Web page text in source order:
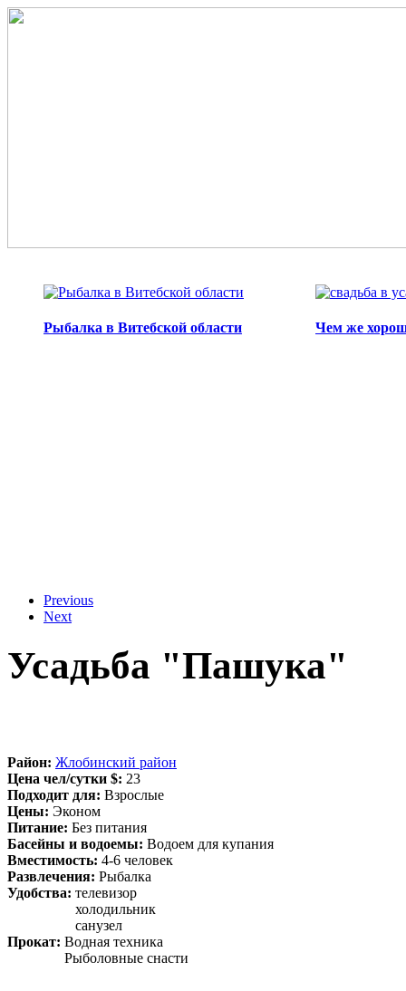
Перейти к основному содержанию
Рыбалка в Витебской области Чем же
Previous
Next
Усадьба "Пашука"
Район: Жлобинский район
Цена чел/сутки $: 23
Подходит для: Взрослые
Цены: Эконом
Питание: Без питания
Басейны и водоемы: Водоем для купания
Вместимость: 4-6 человек
Развлечения: Рыбалка
Удобства: телевизор
холодильник
санузел
Прокат: Водная техника
Рыболовные снасти